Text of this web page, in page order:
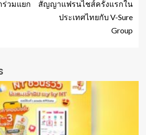
ร่วมแยก
สัญญาแฟรนไชส์ครั้งแรกใน
ประเทศไทยกับ V-Sure
Group